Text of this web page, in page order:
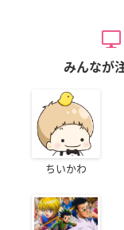
みんなが
ちいかわ